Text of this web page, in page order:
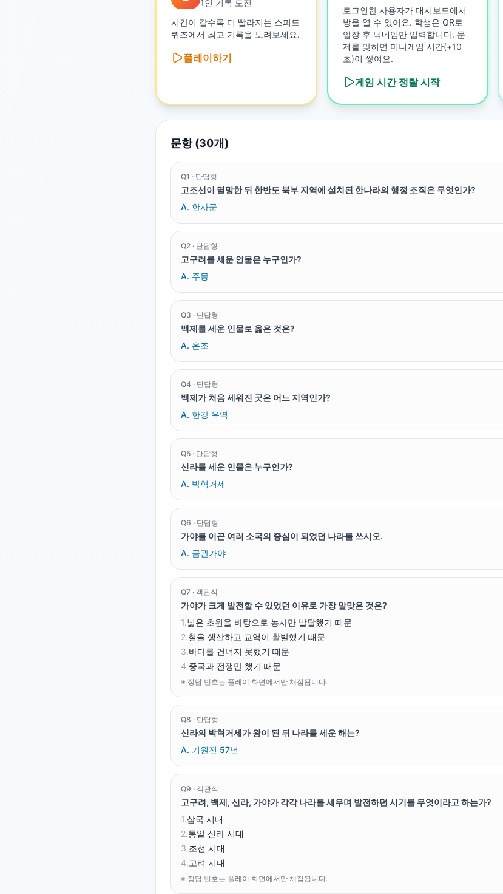
1인 기록 도전
시간이 갈수록 더 빨라지는 스피드
퀴즈에서 최고 기록을 노려보세요.
플레이하기
로그인한 사용자가 대시보드에서
방을 열 수 있어요. 학생은 QR로
입장 후 닉네임만 입력합니다. 문
제를 맞히면 미니게임 시간(+10
초)이 쌓여요.
게임 시간 쟁탈시작
문항 (30개)
Q1 · 단답형
고조선이 멸망한 뒤 한반도 북부 지역에 설치된 한나라의 행정 조직은 무엇인가?
A. 한사군
Q2 · 단답형
고구려를 세운 인물은 누구인가?
A. 주몽
Q3 · 단답형
백제를 세운 인물로 옳은 것은?
A. 온조
Q4 · 단답형
백제가 처음 세워진 곳은 어느 지역인가?
A. 한강 유역
Q5 · 단답형
신라를 세운 인물은 누구인가?
A. 박혁거세
Q6 · 단답형
가야를 이끈 여러 소국의 중심이 되었던 나라를 쓰시오.
A. 금관가야
Q7 · 객관식
가야가 크게 발전할 수 있었던 이유로 가장 알맞은 것은?
1.넓은 초원을 바탕으로 농사만 발달했기 때문
2.철을 생산하고 교역이 활발했기 때문
3.바다를 건너지 못했기 때문
4.중국과 전쟁만 했기 때문
※ 정답 번호는 플레이 화면에서만 채점됩니다.
Q8 · 단답형
신라의 박혁거세가 왕이 된 뒤 나라를 세운 해는?
A. 기원전 57년
Q9 · 객관식
고구려, 백제, 신라, 가야가 각각 나라를 세우며 발전하던 시기를 무엇이라고 하는가?
1.삼국 시대
2.통일 신라 시대
3.조선 시대
4.고려 시대
※ 정답 번호는 플레이 화면에서만 채점됩니다.